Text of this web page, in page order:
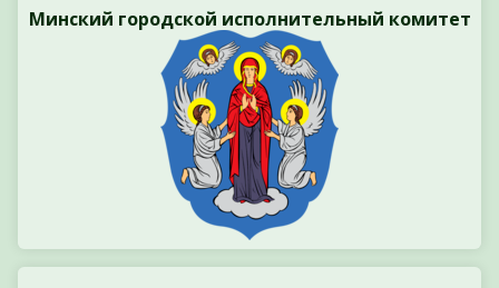
Минский городской исполнительный комитет